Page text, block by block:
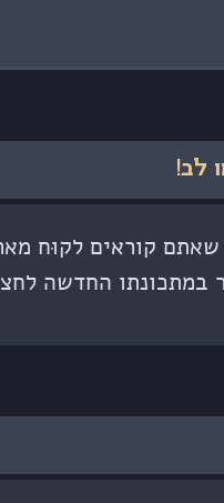
לב!
קוראים לקוּח
במתכונתו החדשה